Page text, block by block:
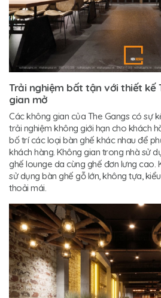
Trải nghiệm bất tận với thiết kế
gian mở
Các không gian của The Gangs có sự
trải nghiệm không giới hạn cho khách
bố trí các loại bàn ghế khác nhau để
khách hàng. Không gian trong nhà sử
ghế lounge da cùng ghế đơn lưng cao.
sử dụng bàn ghế gỗ lớn, không tựa,
thoải mái.